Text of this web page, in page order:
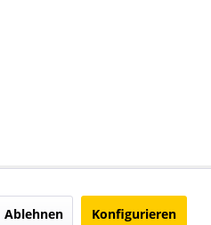
Ablehnen Konfigurieren